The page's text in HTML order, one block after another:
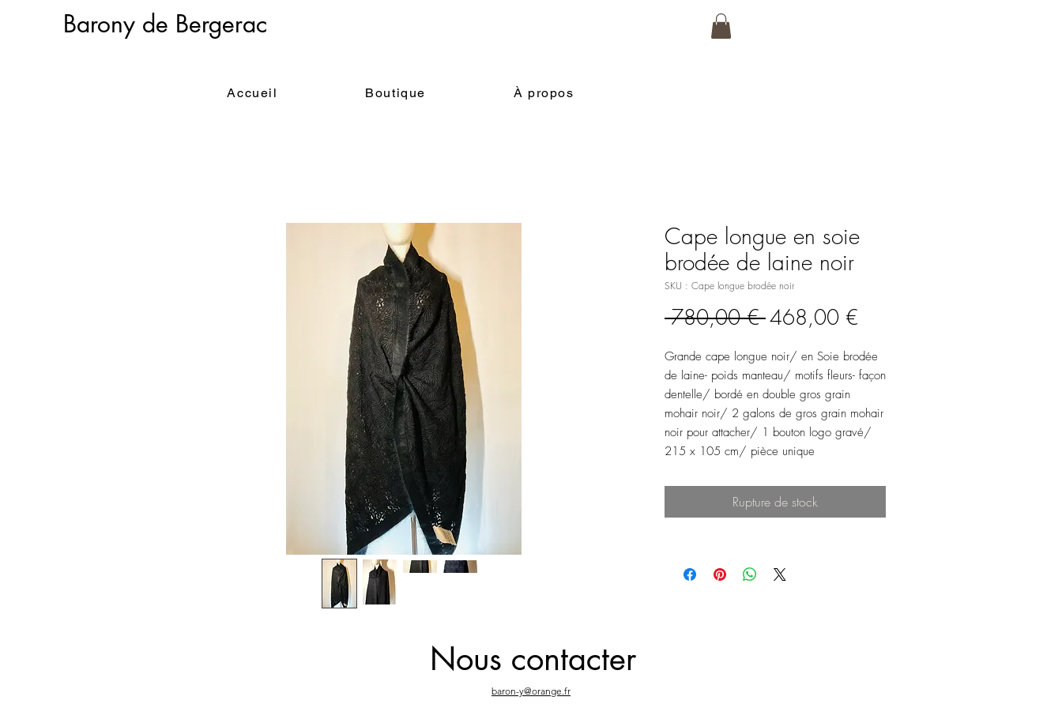
Barony de Bergerac
Accueil Boutique À propos
Cape longue en soie
brodée de laine noir
SKU : Cape longue brodée noir
780,00 € Prix
original
468,00 €
promotionnel
Grande cape longue noir/ en Soie brodée
de laine- poids manteau/ motifs fleurs- façon
dentelle/ bordé en double gros grain
mohair noir/ 2 galons de gros grain mohair
noir pour attacher/ 1 bouton logo gravé/
215 x 105 cm/ pièce unique
Rupture de stock
Nous contacter
baron-y@orange.fr